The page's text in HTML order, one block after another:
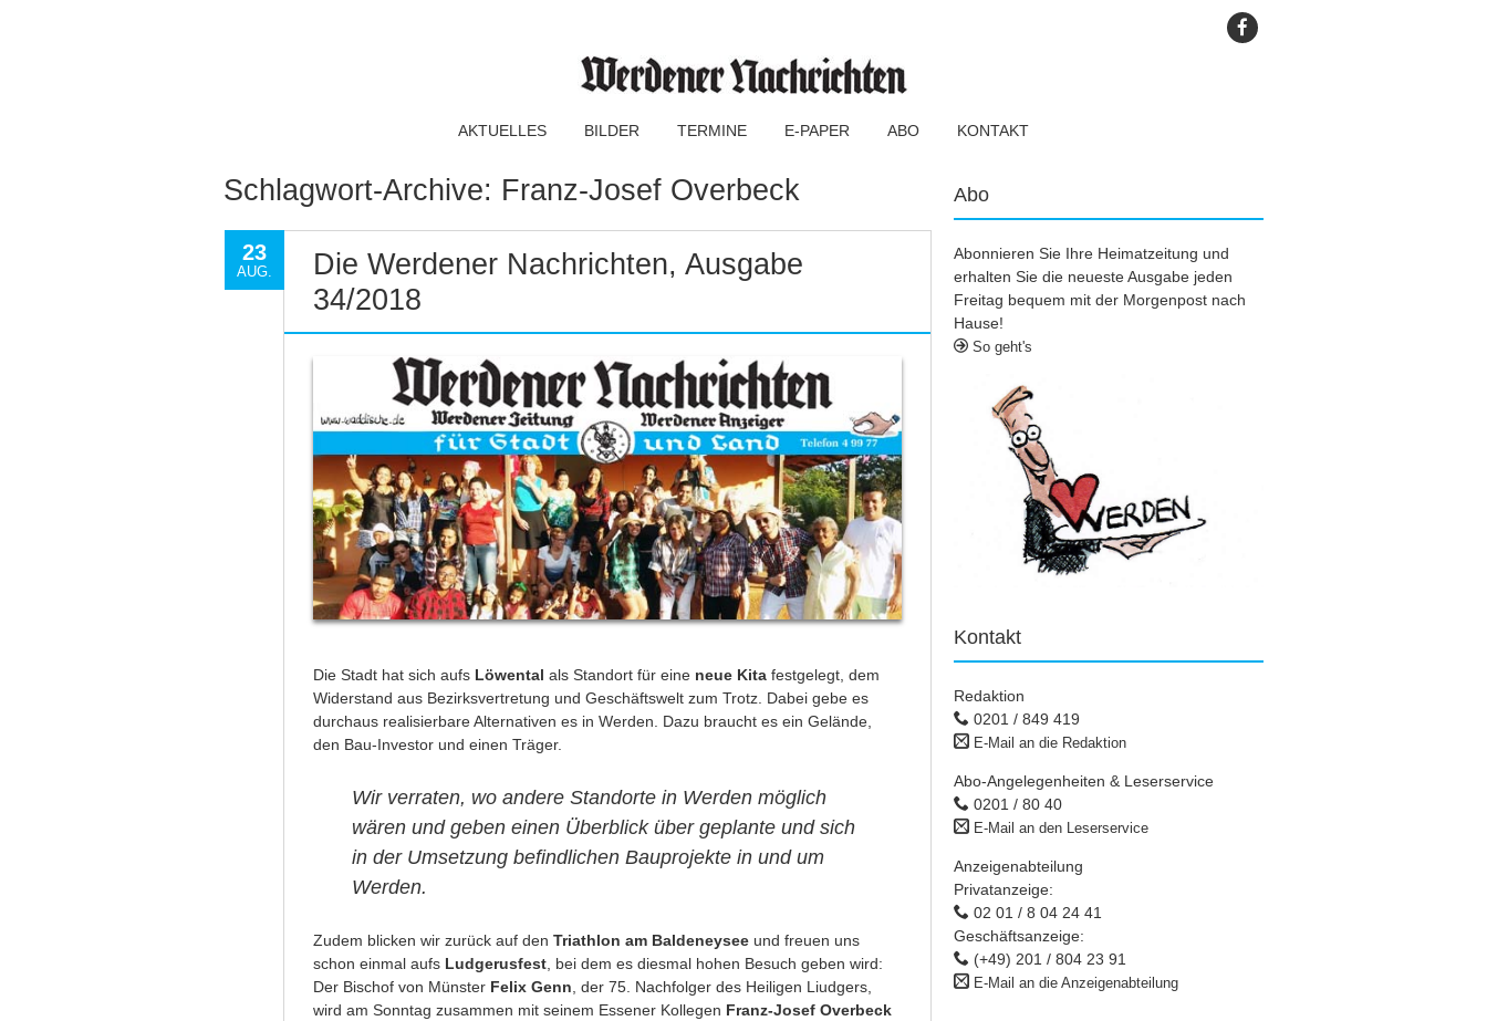
AKTUELLES BILDER TERMINE E-PAPER ABO KONTAKT
Schlagwort-Archive: Franz-Josef Overbeck
23
AUG.
Die Werdener Nachrichten, Ausgabe
34/2018
Die Stadt hat sich aufs Löwental als Standort für eine neue Kitafestgelegt, dem
Widerstand aus Bezirksvertretung und Geschäftswelt zum Trotz. Dabei gebe es
durchaus realisierbare Alternativen es in Werden. Dazu braucht es ein Gelände,
den Bau-Investor und einen Träger.
Wir verraten, wo andere Standorte in Werden möglich
wären und geben einen Überblick über geplante und sich
in der Umsetzung befindlichen Bauprojekte in und um
Werden.
Zudem blicken wir zurück auf den Triathlon am Baldeneyseeund freuen uns
schon einmal aufs Ludgerusfest, bei dem es diesmal hohen Besuch geben wird:
Der Bischof von Münster Felix Genn , der 75. Nachfolger des Heiligen Liudgers,
wird am Sonntag zusammen mit seinem Essener Kollegen Franz-Josef Overbeck
Abo
Abonnieren Sie Ihre Heimatzeitung und
erhalten Sie die neueste Ausgabe jeden
Freitag bequem mit der Morgenpost nach
Hause!
So geht's
Kontakt
Redaktion
0201 / 849 419
E-Mail an die Redaktion
Abo-Angelegenheiten & Leserservice
0201 / 80 40
E-Mail an den Leserservice
Anzeigenabteilung
Privatanzeige:
02 01 / 8 04 24 41
Geschäftsanzeige:
(+49) 201 / 804 23 91
E-Mail an die Anzeigenabteilung